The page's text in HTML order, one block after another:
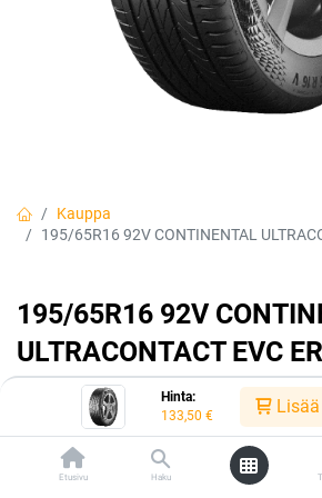
Hinta:
133,50 €
Etusivu Haku
Kauppa
195/65R16 92V CONTINENTAL
195/65R16 92V
ULTRACONTACT EVC
Tehty kestämään.
4019238078534 Tuotekoodi:226549
133,50€